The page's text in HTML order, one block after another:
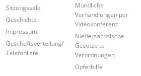
Sitzungssäle
Geschichte
Impressum
Geschäftsverteilung/
Telefonliste
Mündliche
Verhandlungen per
Videokonferenz
Niedersächsische
Gesetze u.
Verordnungen
Opferhilfe